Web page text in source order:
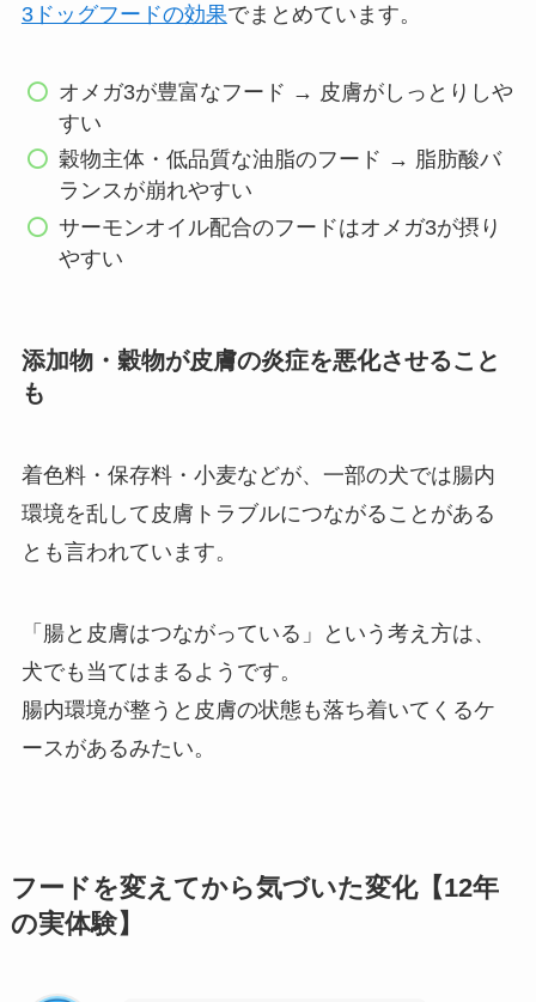
3ドッグフードの効果でまとめています。
オメガ3が豊富なフード → 皮膚がしっとりしや
すい
穀物主体・低品質な油脂のフード → 脂肪酸バ
ランスが崩れやすい
サーモンオイル配合のフードはオメガ3が摂り
やすい
添加物・穀物が皮膚の炎症を悪化させること
も
着色料・保存料・小麦などが、一部の犬では腸内
環境を乱して皮膚トラブルにつながることがある
とも言われています。
「腸と皮膚はつながっている」という考え方は、
犬でも当てはまるようです。
腸内環境が整うと皮膚の状態も落ち着いてくるケ
ースがあるみたい。
フードを変えてから気づいた変化【12年
の実体験】